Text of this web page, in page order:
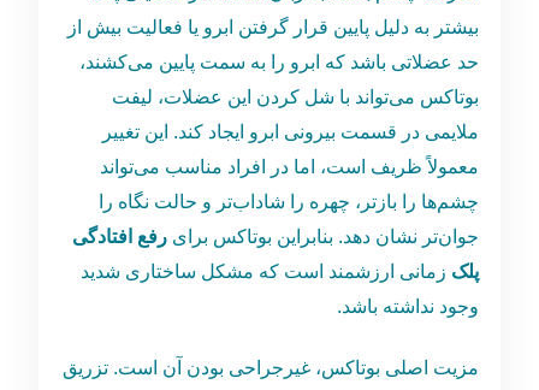
بیشتر به دلیل پایین قرار گرفتن ابرو یا فعالیت بیش از
حد عضلاتی باشد که ابرو را به سمت پایین می‌کشند،
بوتاکس می‌تواند با شل کردن این عضلات، لیفت
ملایمی در قسمت بیرونی ابرو ایجاد کند. این تغییر
معمولاً ظریف است، اما در افراد مناسب می‌تواند
چشم‌ها را بازتر، چهره را شاداب‌تر و حالت نگاه را
جوان‌تر نشان دهد. بنابراین بوتاکس برایرفع افتادگی
پلک زمانی ارزشمند است که مشکل ساختاری شدید
وجود نداشته باشد.
مزیت اصلی بوتاکس، غیرجراحی بودن آن است. تزریق